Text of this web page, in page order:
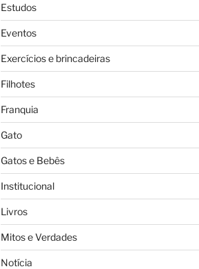
Estudos
Eventos
Exercícios e brincadeiras
Filhotes
Franquia
Gato
Gatos e Bebês
Institucional
Livros
Mitos e Verdades
Notícia